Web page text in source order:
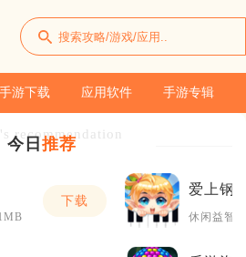
手游下载 应用软件 手游专辑
recommendation
今日 推荐
下载
爱上钢
休闲益智